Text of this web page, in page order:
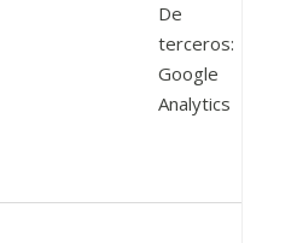
De
terceros:
Google
Analytics